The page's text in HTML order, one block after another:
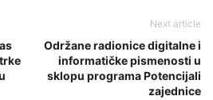
Next article
Održane radionice digitalne i
informatičke pismenosti u
sklopu programa Potencijali
zajednice